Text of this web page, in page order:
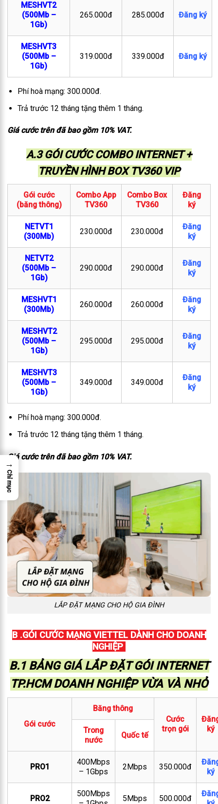
MESHVT2
(500Mb –
1Gb)
265.000đ 285.000đ Đăng ký
MESHVT3
(500Mb –
1Gb)
319.000đ 339.000đ Đăng ký
Phí hoà mạng: 300.000đ.
Trả trước 12 tháng tặng thêm 1 tháng.
Giá cước trên đã bao gồm 10% VAT.
A.3 GÓI CƯỚC COMBO INTERNET +
TRUYỀN HÌNH BOX TV360 VIP
Gói cước
(băng thông)
Combo App
TV360
Combo Box
TV360
Đăng
ký
NETVT1
(300Mb)
230.000đ 230.000đ
Đăng
ký
NETVT2
(500Mb –
1Gb)
290.000đ 290.000đ
Đăng
ký
MESHVT1
(300Mb)
260.000đ 260.000đ
Đăng
ký
MESHVT2
(500Mb –
1Gb)
295.000đ 295.000đ
Đăng
ký
MESHVT3
(500Mb –
1Gb)
349.000đ 349.000đ
Đăng
ký
Phí hoà mạng: 300.000đ.
Trả trước 12 tháng tặng thêm 1 tháng.
Giá cước trên đã bao gồm 10% VAT.
LẮP ĐẶT MẠNG CHO HỘ GIA ĐÌNH
B .GÓI CƯỚC MẠNG VIETTEL DÀNH CHO DOANH
NGHIỆP
B.1 BẢNG GIÁ LẮP ĐẶT GÓI INTERNET
TP.HCM DOANH NGHIỆP VỪA VÀ NHỎ
Gói cước
Băng thông
Cước
trọn gói
ký
Trong
nước
Quốc tế
PRO1
400Mbps
– 1Gbps
2Mbps 350.000đ
ký
PRO2
500Mbps
5Mbps 500.000đ
→
Chỉ mục